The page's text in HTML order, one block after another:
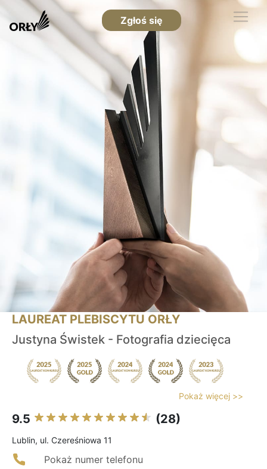
Zgłoś się
LAUREAT PLEBISCYTU ORŁY
Justyna Świstek - Fotografia dziecięca
Pokaż więcej >>
9.5 (28)
Lublin, ul. Czereśniowa 11
Pokaż numer telefonu